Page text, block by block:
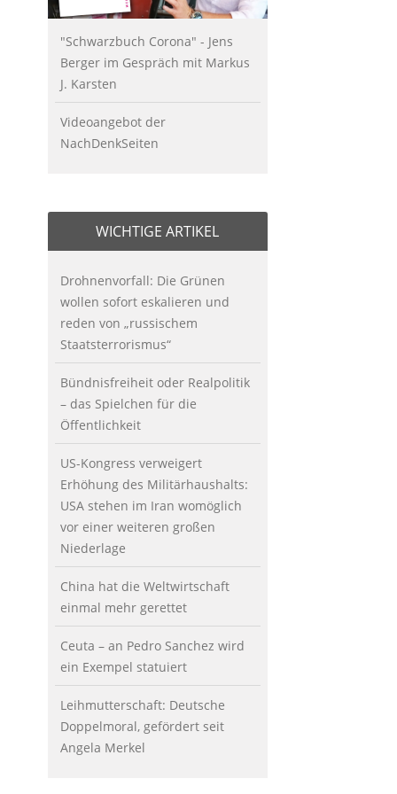
"Schwarzbuch Corona" - Jens
Berger im Gespräch mit Markus
J. Karsten
Videoangebot der
NachDenkSeiten
WICHTIGE ARTIKEL
Drohnenvorfall: Die Grünen
wollen sofort eskalieren und
reden von „russischem
Staatsterrorismus“
Bündnisfreiheit oder Realpolitik
– das Spielchen für die
Öffentlichkeit
US-Kongress verweigert
Erhöhung des Militärhaushalts:
USA stehen im Iran womöglich
vor einer weiteren großen
Niederlage
China hat die Weltwirtschaft
einmal mehr gerettet
Ceuta – an Pedro Sanchez wird
ein Exempel statuiert
Leihmutterschaft: Deutsche
Doppelmoral, gefördert seit
Angela Merkel